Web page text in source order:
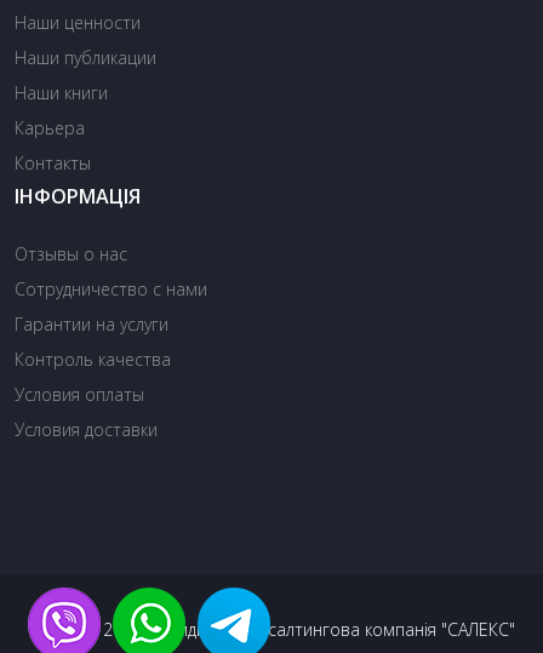
Наши ценности
Наши публикации
Наши книги
Карьера
Контакты
ІНФОРМАЦІЯ
Отзывы о нас
Сотрудничество с нами
Гарантии на услуги
Контроль качества
Условия оплаты
Условия доставки
© 2013 - 2026. Юридична консалтингова компанія "САЛЕКС"